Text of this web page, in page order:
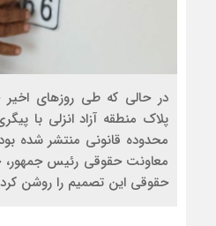
در حالی که طی روزهای اخیر
پلاک منطقه آزاد انزلی با
محدوده قانونی منتشر شده
معاونت حقوقی رئیس جمهور،
حقوقی این تصمیم را روشن